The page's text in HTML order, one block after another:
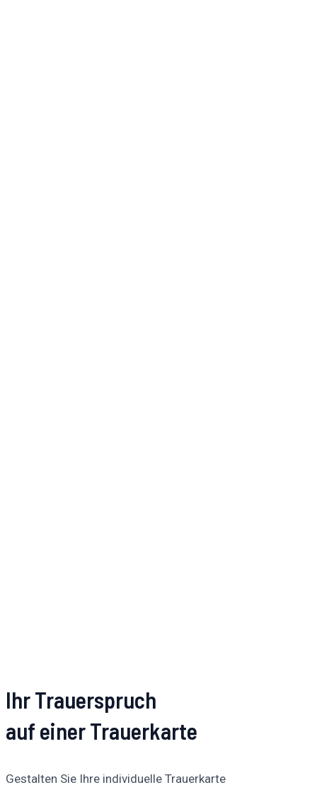
Ihr Trauerspruch
auf einer Trauerkarte
Gestalten Sie Ihre individuelle Trauerkarte